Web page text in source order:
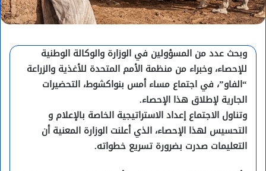
وبحث عدد من المسؤولين في الوزارة والوكالة الوطنية
للإحصاء، وخبراء من منظمة الأمم المتحدة للأغذية والزراعة
“الفاو”، في اجتماع مساء أمس بنواكشوط، التحضيرات
الجارية لإطلاق هذا الإحصاء.
وتناول الاجتماع إعداد الاستراتيجية الخاصة بالإعلام و
التحسيس لهذا الإحصاء، الذي أعلنت الوزارة المعنية أن
التعليمات صدرت بضرورة تسريع خطواته.